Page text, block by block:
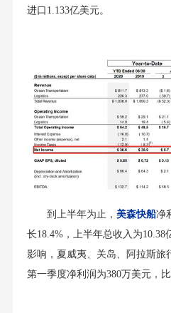
进口1.133亿美元。
到上半年为止， 美森快船净
长18.4%，上半年总收入为
影响，夏威夷、关岛、阿拉斯旅
第一季度净利润为380万美元，